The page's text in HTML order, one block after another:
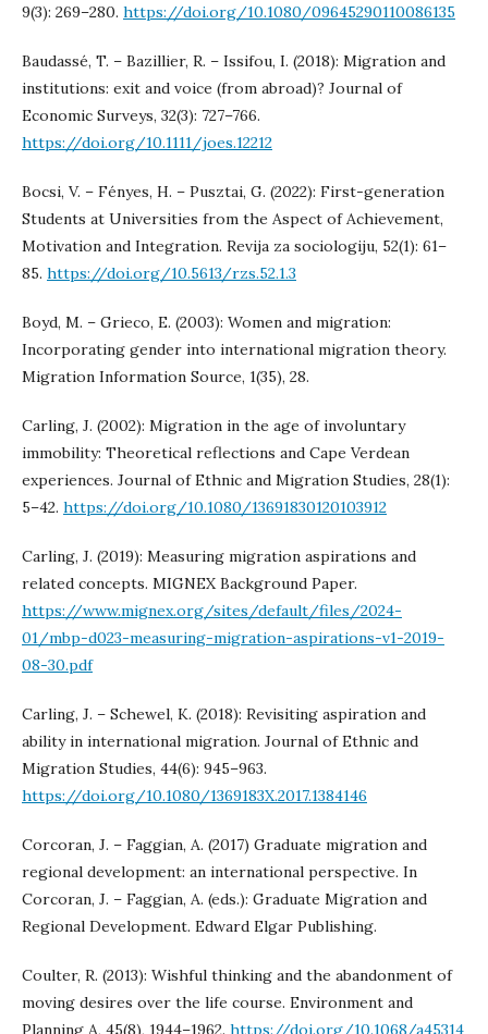
9(3): 269–280. https://doi.org/10.1080/09645290110086135
Baudassé, T. – Bazillier, R. – Issifou, I. (2018): Migration and
institutions: exit and voice (from abroad)? Journal of
Economic Surveys, 32(3): 727–766.
https://doi.org/10.1111/joes.12212
Bocsi, V. – Fényes, H. – Pusztai, G. (2022): First-generation
Students at Universities from the Aspect of Achievement,
Motivation and Integration. Revija za sociologiju, 52(1): 61–
85. https://doi.org/10.5613/rzs.52.1.3
Boyd, M. – Grieco, E. (2003): Women and migration:
Incorporating gender into international migration theory.
Migration Information Source, 1(35), 28.
Carling, J. (2002): Migration in the age of involuntary
immobility: Theoretical reflections and Cape Verdean
experiences. Journal of Ethnic and Migration Studies, 28(1):
5–42. https://doi.org/10.1080/13691830120103912
Carling, J. (2019): Measuring migration aspirations and
related concepts. MIGNEX Background Paper.
https://www.mignex.org/sites/default/files/2024-
01/mbp-d023-measuring-migration-aspirations-v1-2019-
08-30.pdf
Carling, J. – Schewel, K. (2018): Revisiting aspiration and
ability in international migration. Journal of Ethnic and
Migration Studies, 44(6): 945–963.
https://doi.org/10.1080/1369183X.2017.1384146
Corcoran, J. – Faggian, A. (2017) Graduate migration and
regional development: an international perspective. In
Corcoran, J. – Faggian, A. (eds.): Graduate Migration and
Regional Development. Edward Elgar Publishing.
Coulter, R. (2013): Wishful thinking and the abandonment of
moving desires over the life course. Environment and
Planning A, 45(8), 1944–1962. https://doi.org/10.1068/a45314